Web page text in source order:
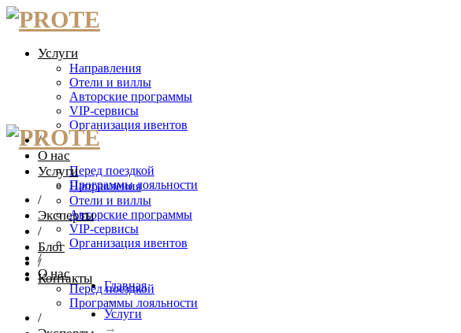
Услуги
Направления
Отели и виллы
Авторские программы
VIP-сервисы
Организация ивентов
/
О нас
Перед поездкой
Программы лояльности
/
Эксперты
/
Блог
/
Контакты
Услуги
Направления
Отели и виллы
Авторские программы
VIP-сервисы
Организация ивентов
/
О нас
Перед поездкой
Программы лояльности
/
Главная
→
Услуги
→